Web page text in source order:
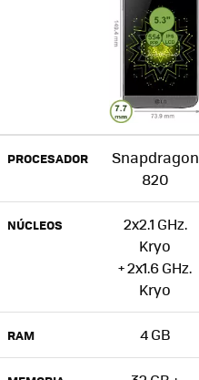
PROCESADOR
Snapdragon
820
NÚCLEOS
2x2.1 GHz.
Kryo
+ 2x1.6 GHz.
Kryo
RAM 4 GB